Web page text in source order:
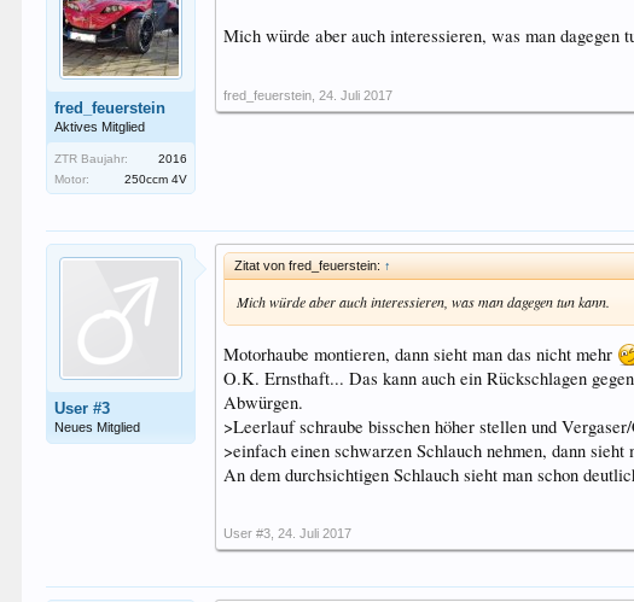
fred_feuerstein
Aktives Mitglied
ZTR Baujahr:
2016
Motor:
250ccm 4V
Mich würde aber auch interessieren, was man dagegen
fred_feuerstein 24. Juli 2017
User #3
Neues Mitglied
Zitat von fred_feuerstein: ↑
Mich würde aber auch interessieren, was man dagegen tun kann.
Motorhaube montieren, dann sieht man das nicht mehr
O.K. Ernsthaft... Das kann auch ein Rückschlagen
Abwürgen.
>Leerlauf schraube bisschen höher stellen und
>einfach einen schwarzen Schlauch nehmen, dann sieht
An dem durchsichtigen Schlauch sieht man schon
User #3 24. Juli 2017